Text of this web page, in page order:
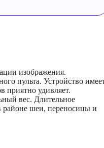
изображения.
пульта. Устройство
приятно удивляет.
вес. Длительное
районе шеи, переносицы и